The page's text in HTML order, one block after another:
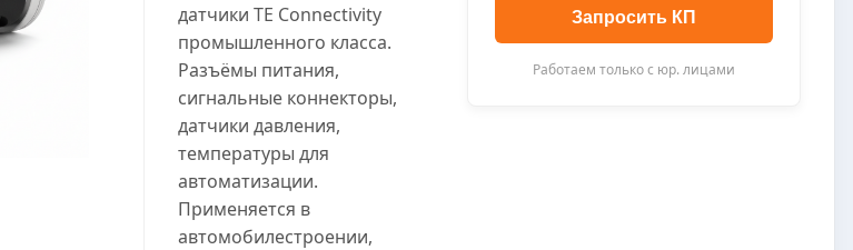
датчики TE Connectivity
промышленного класса.
Разъёмы питания,
сигнальные коннекторы,
датчики давления,
температуры для
автоматизации.
Применяется в
автомобилестроении,
Запросить КП
Работаем только с юр. лицами